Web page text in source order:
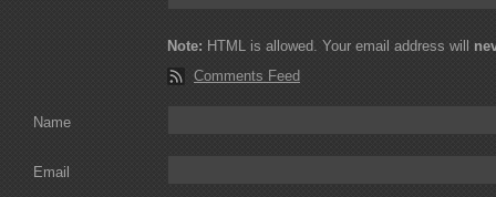
Note: HTML is allowed. Your email address will
Comments Feed
Name
Email